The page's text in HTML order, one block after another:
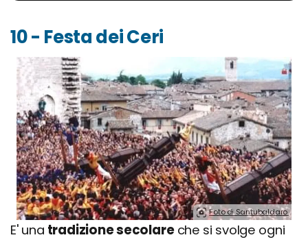
10 - Festa dei Ceri
Foto di Santubaldaro.
E' una tradizione secolareche si svolge ogni